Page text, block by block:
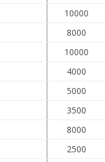
10000
8000
10000
4000
5000
3500
8000
2500